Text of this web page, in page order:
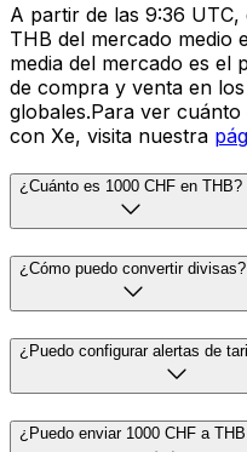
A partir de las 9:36
THB del mercado medio
media del mercado es el
de compra y venta en
globales.Para ver
con Xe, visita nuestra
¿Cuánto es 1000 CHF en THB?
¿Cómo puedo convertir divisas?
¿Puedo configurar alertas de
¿Puedo enviar 1000 CHF a